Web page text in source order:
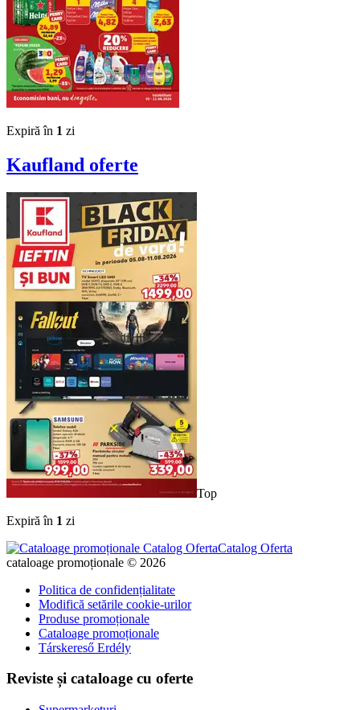
Expiră în 1 zi
Kaufland oferte
Top
Expiră în 1 zi
Catalog Oferta
cataloage promoționale © 2026
Politica de confidențialitate
Modifică setările cookie-urilor
Produse promoționale
Cataloage promoționale
Társkereső Erdély
Reviste și cataloage cu oferte